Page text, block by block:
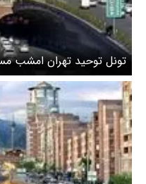
تونل توحید تهران امشب